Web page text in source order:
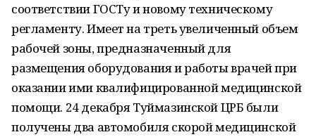
соответствии ГОСТу и новому техническому
регламенту. Имеет на треть увеличенный объем
рабочей зоны, предназначенный для
размещения оборудования и работы врачей при
оказании ими квалифицированной медицинской
помощи. 24 декабря Туймазинской ЦРБ были
получены два автомобиля скорой медицинской